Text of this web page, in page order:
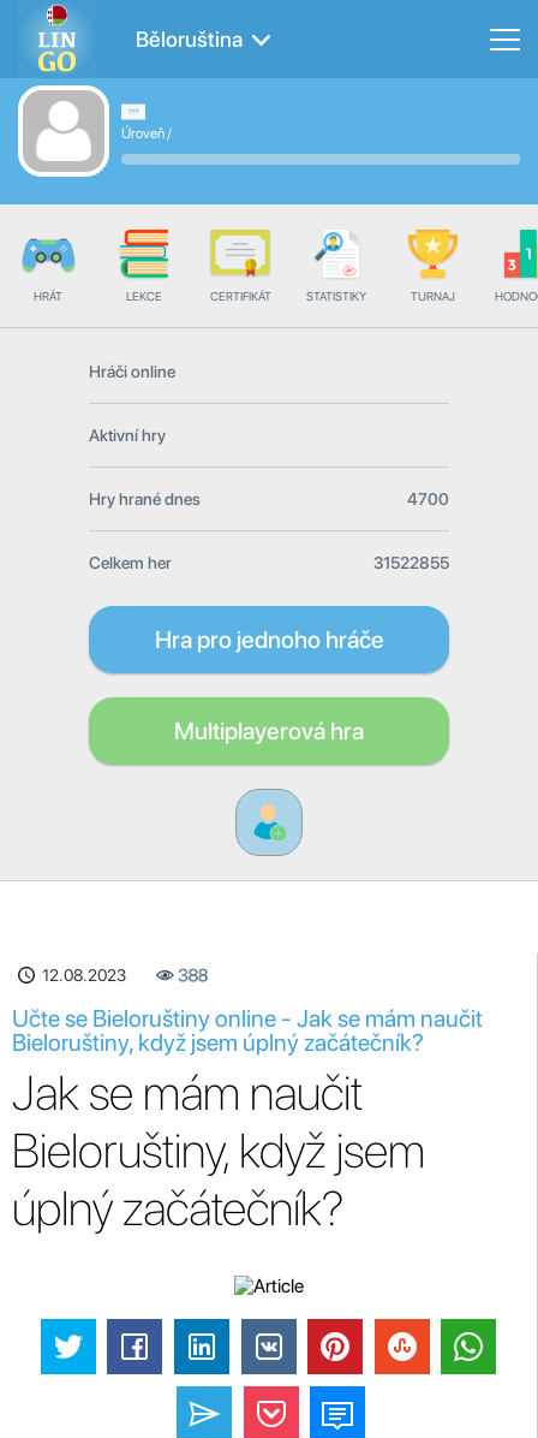
Běloruština
Úroveň/
HRÁT LEKCE CERTIFIKÁT STATISTIKY TURNAJ
Hráči online
Aktivní hry
Hry hrané dnes 4700
Celkem her 31522855
Hra pro jednoho hráče
Multiplayerová hra
12.08.2023 388
Učte se Bieloruštiny online - Jak se mám naučit
Bieloruštiny, když jsem úplný začátečník?
Jak se mám naučit
Bieloruštiny, když jsem
úplný začátečník?